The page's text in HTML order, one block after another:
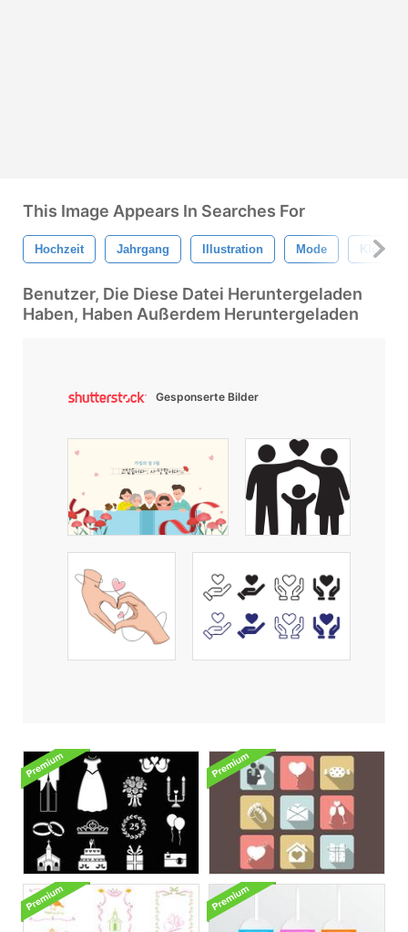
This Image Appears In Searches For
Hochzeit Jahrgang Illustration Mode
Benutzer, Die Diese Datei Heruntergeladen
Haben, Haben Außerdem Heruntergeladen
Gesponserte Bilder